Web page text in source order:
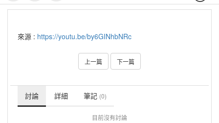
來源 : https://youtu.be/by6GINhbNRc
上一篇 下一篇
討論 詳細 筆記 (0)
目前沒有討論